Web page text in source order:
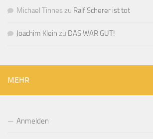
Michael Tinnes zu Ralf Scherer ist tot
Joachim Klein zu DAS WAR GUT!
MEHR
Anmelden